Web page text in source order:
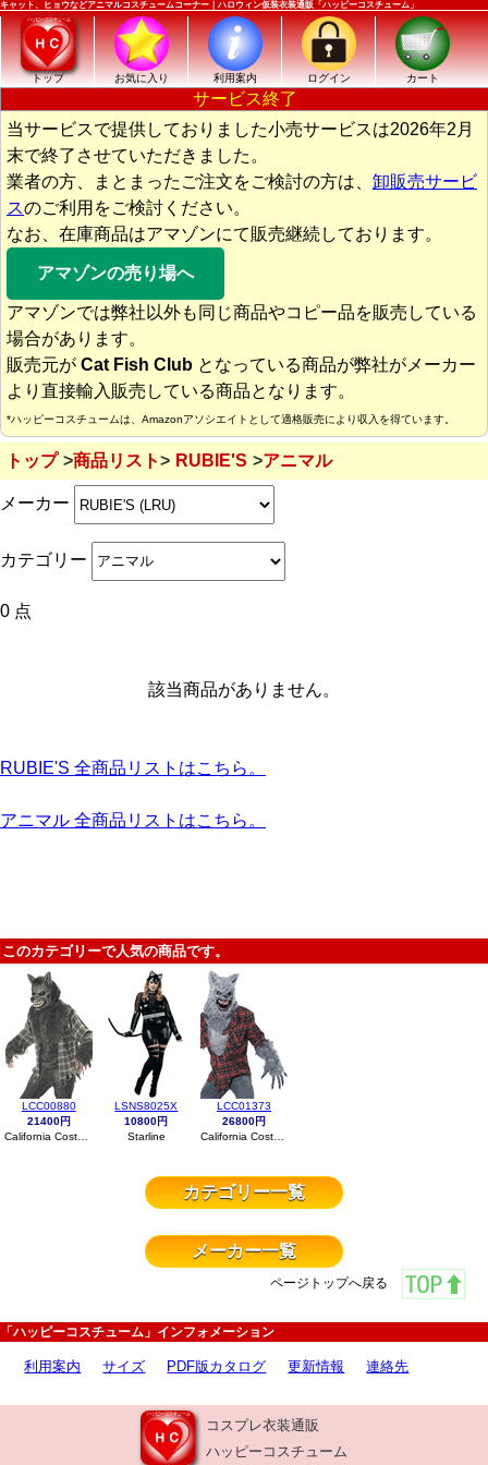
キャット、ヒョウなどアニマルコスチュームコーナー｜ハロウィン仮装衣装通販「ハッピーコスチューム」
トップ お気に入り 利用案内 ログイン カート
サービス終了
当サービスで提供しておりました小売サービスは2026年2月
末で終了させていただきました。
業者の方、まとまったご注文をご検討の方は、 卸販売サービ
スのご利用をご検討ください。
なお、在庫商品はアマゾンにて販売継続しております。
アマゾンの売り場へ
アマゾンでは弊社以外も同じ商品やコピー品を販売している
場合があります。
販売元が Cat Fish Club となっている商品が弊社がメーカー
より直接輸入販売している商品となります。
*ハッピーコスチュームは、Amazonアソシエイトとして適格販売により収入を得ています。
トップ 商品リスト RUBIE'S アニマル
メーカー
カテゴリー
0 点
該当商品がありません。
RUBIE'S 全商品リストはこちら。
アニマル 全商品リストはこちら。
このカテゴリーで人気の商品です。
LCC00880
21400円
California Costumes
LSNS8025X
10800円
Starline
LCC01373
26800円
California Costumes
カテゴリー一覧
メーカー一覧
ページトップへ戻る
「ハッピーコスチューム」インフォメーション
利用案内 サイズ PDF版カタログ 更新情報 連絡先
コスプレ衣装通販
ハッピーコスチューム